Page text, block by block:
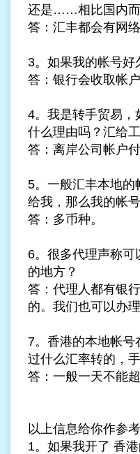
还是……相比国内而
答：汇丰都会有网
3。如果我的帐号好
答：银行会收取帐
4。我是转手贸易，
什么理由吗？汇给
答：离岸公司帐户
5。一般汇丰本地的
给我，那么我的帐
答：多币种。
6。很多代理声称
的地方？
答：代理人都有银
的。我们也可以办理
7。香港的本地帐
过什么汇率转的，
答：一般一天不能
以上信息给你作参
1。如果我开了 香